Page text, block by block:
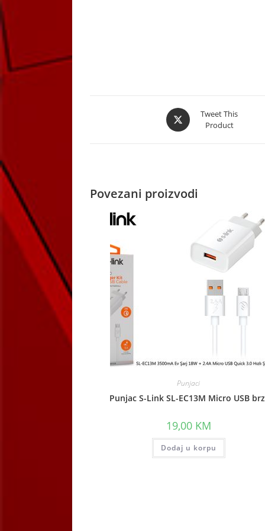
Opens
in
Tweet This
Product
Povezani proizvodi
Punjaci
Punjac S-Link SL-EC13M Micro USB
19,00 KM
Dodaj u korpu